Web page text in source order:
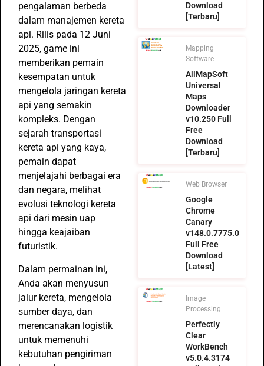
pengalaman berbeda
dalam manajemen kereta
api. Rilis pada 12 Juni
2025, game ini
memberikan pemain
kesempatan untuk
mengelola jaringan kereta
api yang semakin
kompleks. Dengan
sejarah transportasi
kereta api yang kaya,
pemain dapat
menjelajahi berbagai era
dan negara, melihat
evolusi teknologi kereta
api dari mesin uap
hingga keajaiban
futuristik.
Dalam permainan ini,
Anda akan menyusun
jalur kereta, mengelola
sumber daya, dan
merencanakan logistik
untuk memenuhi
kebutuhan pengiriman
Download
[Terbaru]
Mapping
Software
AllMapSoft
Universal
Maps
Downloader
v10.250 Full
Free
Download
[Terbaru]
Web Browser
Google
Chrome
Canary
v148.0.7775.0
Full Free
Download
[Latest]
Image
Processing
Perfectly
Clear
WorkBench
v5.0.4.3174